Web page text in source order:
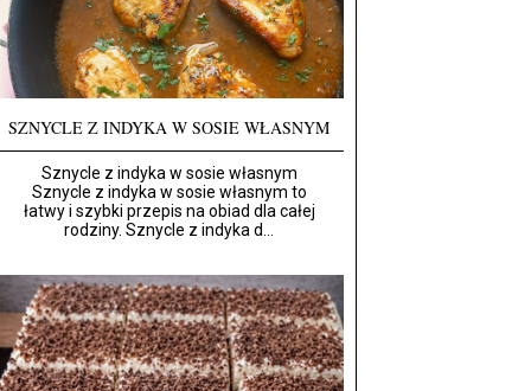
SZNYCLE Z INDYKA W SOSIE WŁASNYM
Sznycle z indyka w sosie własnym
Sznycle z indyka w sosie własnym to
łatwy i szybki przepis na obiad dla całej
rodziny. Sznycle z indyka d...